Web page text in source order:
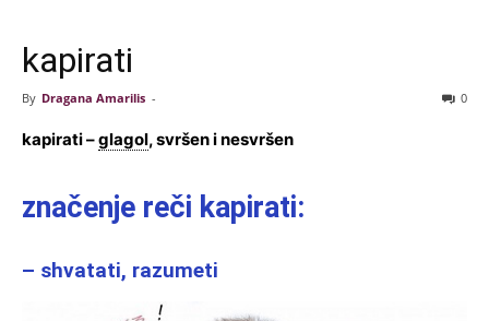
kapirati
By Dragana Amarilis - 0
kapirati –glagol, svršen i nesvršen
značenje reči kapirati:
– shvatati, razumeti